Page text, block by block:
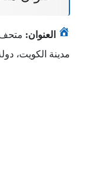
العنوان: متحف
مدينة الكويت،